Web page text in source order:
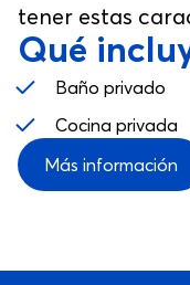
tener estas
incluidas. Esta
diseñada para
espacios
Qué
Baño privado
Cocina privada
Más información